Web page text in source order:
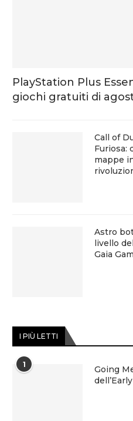
PlayStation Plus
giochi gratuiti di
Call of
Furiosa:
mappe
Astro
livello
Gaia
I PIÙ LETTI
1
Going